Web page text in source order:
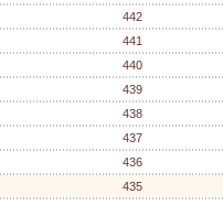
442
441
440
439
438
437
436
435